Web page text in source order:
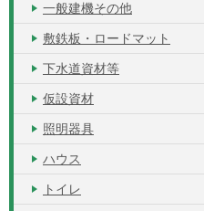
一般建機その他
敷鉄板・ロードマット
下水道資材等
仮設資材
照明器具
ハウス
トイレ